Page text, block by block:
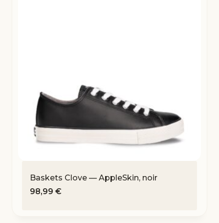
Baskets Clove — AppleSkin, noir
98,99 €